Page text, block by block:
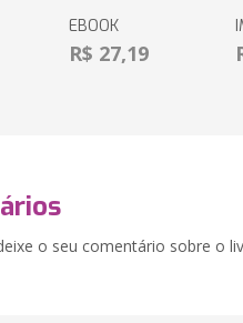
EBOOK
R$ 27,19
o seu comentário sobre o